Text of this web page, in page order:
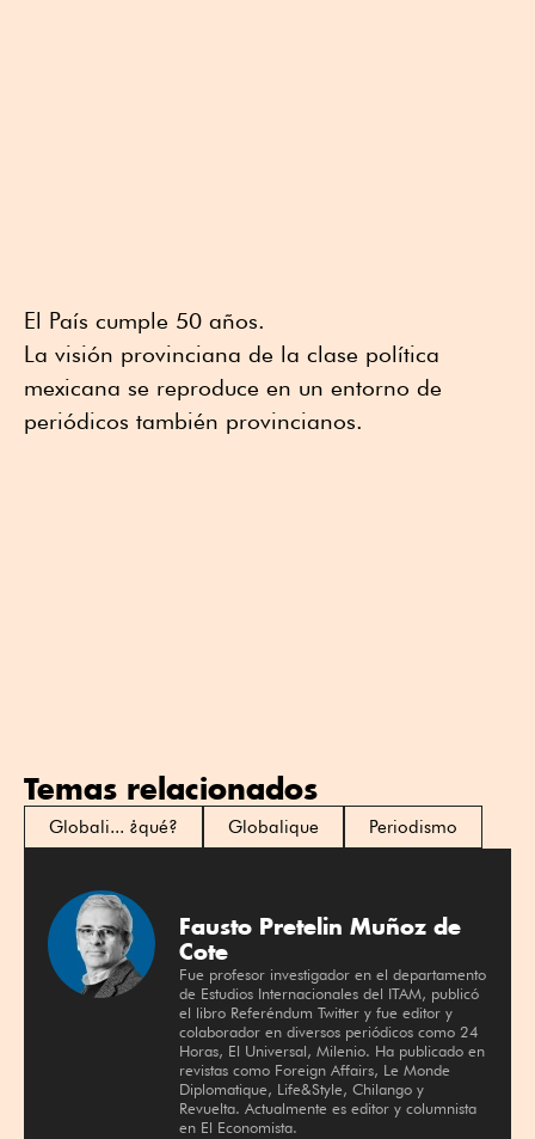
El País cumple 50 años.
La visión provinciana de la clase política
mexicana se reproduce en un entorno de
periódicos también provincianos.
Temas relacionados
Globali... ¿qué? Globalique Periodismo
Fausto Pretelin Muñoz de
Cote
Fue profesor investigador en el departamento
de Estudios Internacionales del ITAM, publicó
el libro Referéndum Twitter y fue editor y
colaborador en diversos periódicos como 24
Horas, El Universal, Milenio. Ha publicado en
revistas como Foreign Affairs, Le Monde
Diplomatique, Life&Style, Chilango y
Revuelta. Actualmente es editor y columnista
en El Economista.